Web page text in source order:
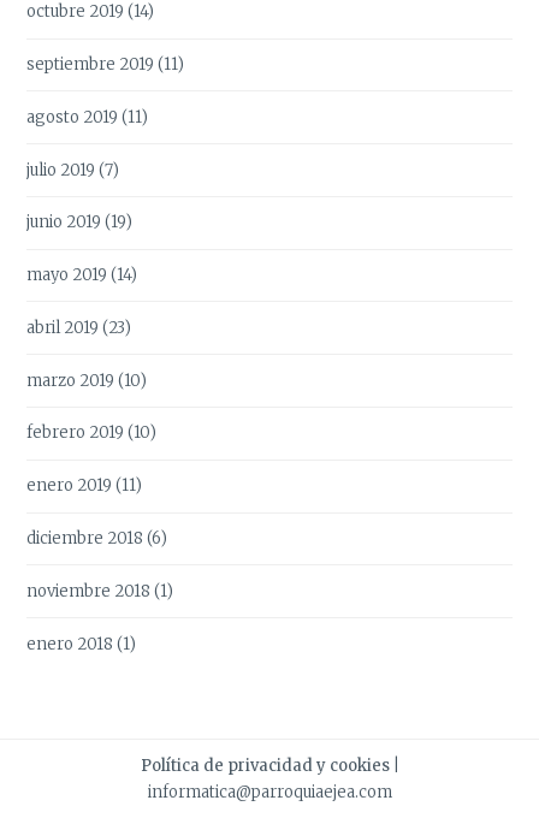
octubre 2019 (14)
septiembre 2019 (11)
agosto 2019 (11)
julio 2019 (7)
junio 2019 (19)
mayo 2019 (14)
abril 2019 (23)
marzo 2019 (10)
febrero 2019 (10)
enero 2019 (11)
diciembre 2018 (6)
noviembre 2018 (1)
enero 2018 (1)
Política de privacidad y cookies
informatica@parroquiaejea.com